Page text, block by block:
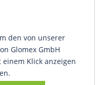
den von unserer
Glomex GmbH
Klick anzeigen